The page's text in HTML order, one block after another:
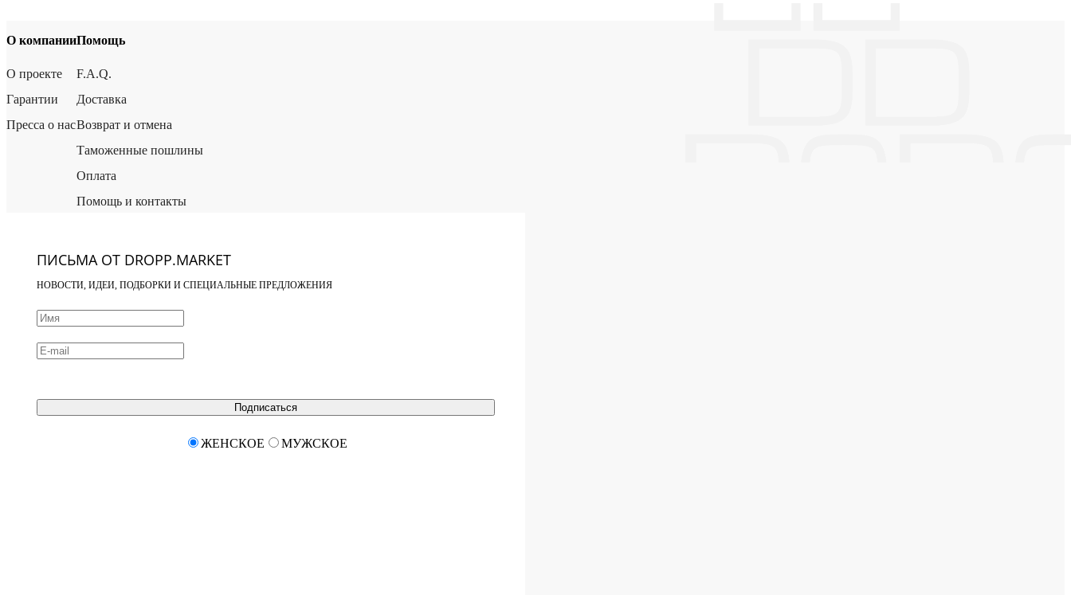
О компании
О проекте
Гарантии
Пресса о нас
Помощь
F.A.Q.
Доставка
Возврат и отмена
Таможенные пошлины
Оплата
Помощь и контакты
ПИСЬМА ОТ DROPP.MARKET
НОВОСТИ, ИДЕИ, ПОДБОРКИ И СПЕЦИАЛЬНЫЕ ПРЕДЛОЖЕНИЯ
Подписаться
ЖЕНСКОЕ МУЖСКОЕ